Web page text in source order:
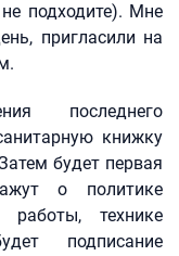
подходите). Мне
пригласили на
последнего
книжку
будет первая
о политике
работы, технике
подписание